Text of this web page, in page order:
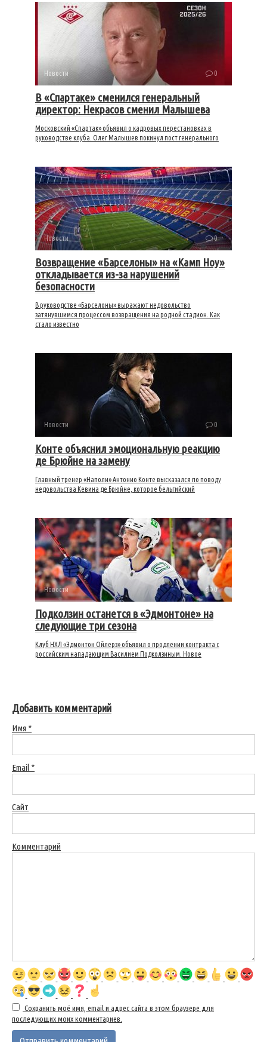
Новости 0
В «Спартаке» сменился генеральный
директор: Некрасов сменил Малышева
Московский «Спартак» объявил о кадровых перестановках в
руководстве клуба. Олег Малышев покинул пост генерального
Новости 0
Возвращение «Барселоны» на «Камп Ноу»
откладывается из-за нарушений
безопасности
В руководстве «Барселоны» выражают недовольство
затянувшимся процессом возвращения на родной стадион. Как
стало известно
Новости 0
Конте объяснил эмоциональную реакцию
де Брюйне на замену
Главный тренер «Наполи» Антонио Конте высказался по поводу
недовольства Кевина де Брюйне, которое бельгийский
Новости 0
Подколзин останется в «Эдмонтоне» на
следующие три сезона
Клуб НХЛ «Эдмонтон Ойлерз» объявил о продлении контракта с
российским нападающим Василием Подколзиным. Новое
Добавить комментарий
Имя *
Email *
Сайт
Комментарий
Сохранить моё имя, email и адрес сайта в этом браузере для
последующих моих комментариев.